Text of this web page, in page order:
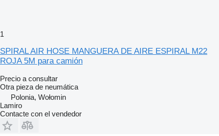
1
SPIRAL AIR HOSE MANGUERA DE AIRE ESPIRAL M22
ROJA 5M para camión
Precio a consultar
Otra pieza de neumática
Polonia, Wołomin
Lamiro
Contacte con el vendedor